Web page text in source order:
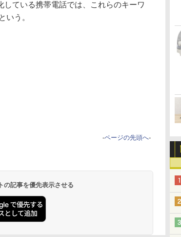
ている携帯電話では、これらのキーワ
いう。
-ページの先頭へ-
の記事を優先表示させる